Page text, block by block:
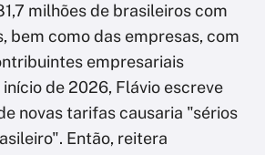
milhões de brasileiros com
bem como das empresas, com
empresariais
de 2026, Flávio escreve
novas tarifas causaria "sérios
Então, reitera